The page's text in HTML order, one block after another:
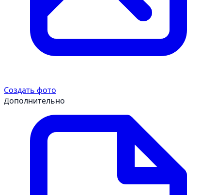
Создать фото
Дополнительно